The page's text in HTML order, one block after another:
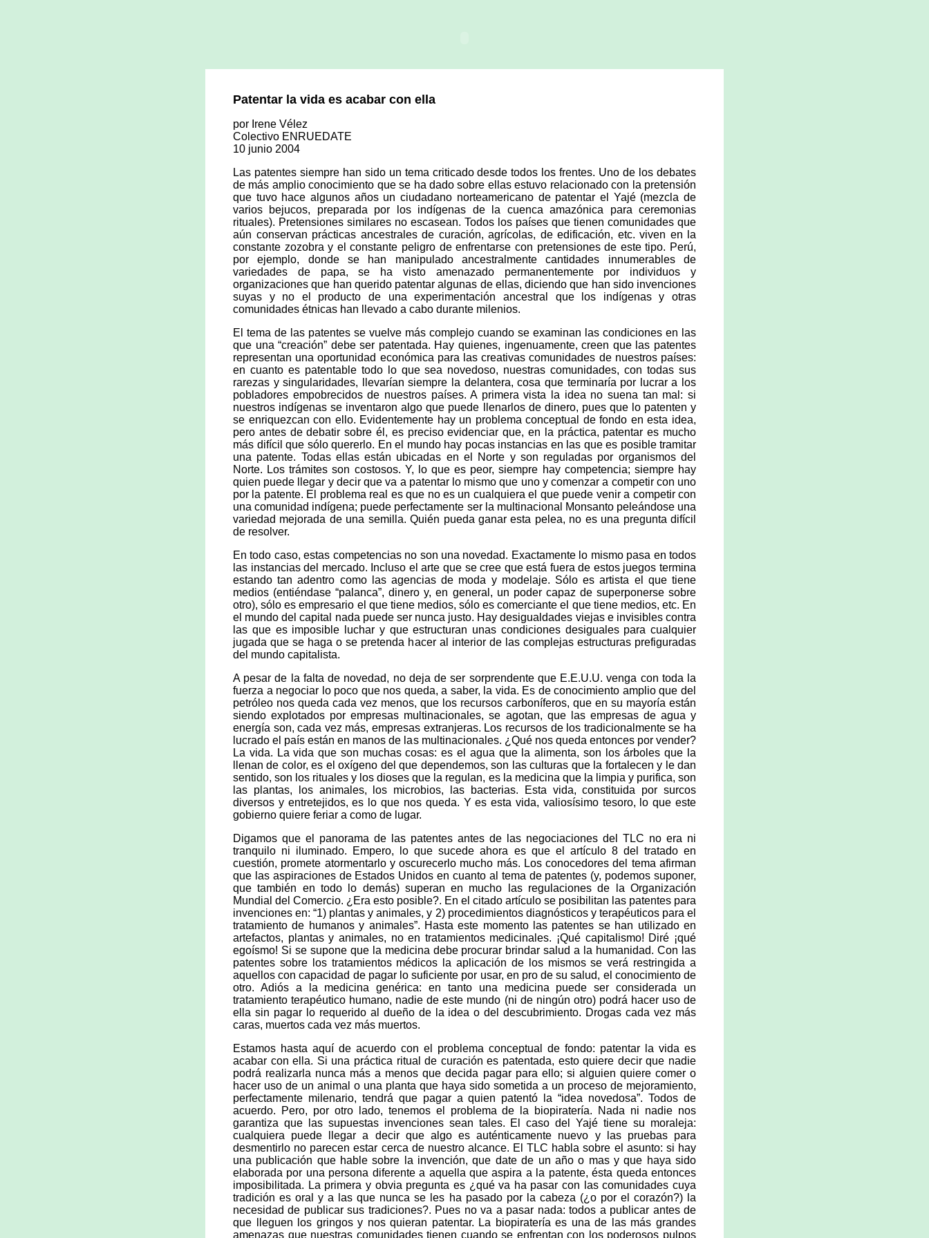
Patentar la vida es acabar con ella
por Irene Vélez
Colectivo ENRUEDATE
10 junio 2004
Las patentes siempre han sido un tema criticado desde todos los frentes. Uno de los debates
de más amplio conocimiento que se ha dado sobre ellas estuvo relacionado con la pretensión
que tuvo hace algunos años un ciudadano norteamericano de patentar el Yajé (mezcla de
varios bejucos, preparada por los indígenas de la cuenca amazónica para ceremonias
rituales). Pretensiones similares no escasean. Todos los países que tienen comunidades que
aún conservan prácticas ancestrales de curación, agrícolas, de edificación, etc. viven en la
constante zozobra y el constante peligro de enfrentarse con pretensiones de este tipo. Perú,
por ejemplo, donde se han manipulado ancestralmente cantidades innumerables de
variedades de papa, se ha visto amenazado permanentemente por individuos y
organizaciones que han querido patentar algunas de ellas, diciendo que han sido invenciones
suyas y no el producto de una experimentación ancestral que los indígenas y otras
comunidades étnicas han llevado a cabo durante milenios.
El tema de las patentes se vuelve más complejo cuando se examinan las condiciones en las
que una “creación” debe ser patentada. Hay quienes, ingenuamente, creen que las patentes
representan una oportunidad económica para las creativas comunidades de nuestros países:
en cuanto es patentable todo lo que sea novedoso, nuestras comunidades, con todas sus
rarezas y singularidades, llevarían siempre la delantera, cosa que terminaría por lucrar a los
pobladores empobrecidos de nuestros países. A primera vista la idea no suena tan mal: si
nuestros indígenas se inventaron algo que puede llenarlos de dinero, pues que lo patenten y
se enriquezcan con ello. Evidentemente hay un problema conceptual de fondo en esta idea,
pero antes de debatir sobre él, es preciso evidenciar que, en la práctica, patentar es mucho
más difícil que sólo quererlo. En el mundo hay pocas instancias en las que es posible tramitar
una patente. Todas ellas están ubicadas en el Norte y son reguladas por organismos del
Norte. Los trámites son costosos. Y, lo que es peor, siempre hay competencia; siempre hay
quien puede llegar y decir que va a patentar lo mismo que uno y comenzar a competir con uno
por la patente. El problema real es que no es un cualquiera el que puede venir a competir con
una comunidad indígena; puede perfectamente ser la multinacional Monsanto peleándose una
variedad mejorada de una semilla. Quién pueda ganar esta pelea, no es una pregunta difícil
de resolver.
En todo caso, estas competencias no son una novedad. Exactamente lo mismo pasa en todos
las instancias del mercado. Incluso el arte que se cree que está fuera de estos juegos termina
estando tan adentro como las agencias de moda y modelaje. Sólo es artista el que tiene
medios (entiéndase “palanca”, dinero y, en general, un poder capaz de superponerse sobre
otro), sólo es empresario el que tiene medios, sólo es comerciante el que tiene medios, etc. En
el mundo del capital nada puede ser nunca justo. Hay desigualdades viejas e invisibles contra
las que es imposible luchar y que estructuran unas condiciones desiguales para cualquier
jugada que se haga o se pretenda hacer al interior de las complejas estructuras prefiguradas
del mundo capitalista.
A pesar de la falta de novedad, no deja de ser sorprendente que E.E.U.U. venga con toda la
fuerza a negociar lo poco que nos queda, a saber, la vida. Es de conocimiento amplio que del
petróleo nos queda cada vez menos, que los recursos carboníferos, que en su mayoría están
siendo explotados por empresas multinacionales, se agotan, que las empresas de agua y
energía son, cada vez más, empresas extranjeras. Los recursos de los tradicionalmente se ha
lucrado el país están en manos de las multinacionales. ¿Qué nos queda entonces por vender?
La vida. La vida que son muchas cosas: es el agua que la alimenta, son los árboles que la
llenan de color, es el oxígeno del que dependemos, son las culturas que la fortalecen y le dan
sentido, son los rituales y los dioses que la regulan, es la medicina que la limpia y purifica, son
las plantas, los animales, los microbios, las bacterias. Esta vida, constituida por surcos
diversos y entretejidos, es lo que nos queda. Y es esta vida, valiosísimo tesoro, lo que este
gobierno quiere feriar a como de lugar.
Digamos que el panorama de las patentes antes de las negociaciones del TLC no era ni
tranquilo ni iluminado. Empero, lo que sucede ahora es que el artículo 8 del tratado en
cuestión, promete atormentarlo y oscurecerlo mucho más. Los conocedores del tema afirman
que las aspiraciones de Estados Unidos en cuanto al tema de patentes (y, podemos suponer,
que también en todo lo demás) superan en mucho las regulaciones de la Organización
Mundial del Comercio. ¿Era esto posible?. En el citado artículo se posibilitan las patentes para
invenciones en: “1) plantas y animales, y 2) procedimientos diagnósticos y terapéuticos para el
tratamiento de humanos y animales”. Hasta este momento las patentes se han utilizado en
artefactos, plantas y animales, no en tratamientos medicinales. ¡Qué capitalismo! Diré ¡qué
egoísmo! Si se supone que la medicina debe procurar brindar salud a la humanidad. Con las
patentes sobre los tratamientos médicos la aplicación de los mismos se verá restringida a
aquellos con capacidad de pagar lo suficiente por usar, en pro de su salud, el conocimiento de
otro. Adiós a la medicina genérica: en tanto una medicina puede ser considerada un
tratamiento terapéutico humano, nadie de este mundo (ni de ningún otro) podrá hacer uso de
ella sin pagar lo requerido al dueño de la idea o del descubrimiento. Drogas cada vez más
caras, muertos cada vez más muertos.
Estamos hasta aquí de acuerdo con el problema conceptual de fondo: patentar la vida es
acabar con ella. Si una práctica ritual de curación es patentada, esto quiere decir que nadie
podrá realizarla nunca más a menos que decida pagar para ello; si alguien quiere comer o
hacer uso de un animal o una planta que haya sido sometida a un proceso de mejoramiento,
perfectamente milenario, tendrá que pagar a quien patentó la “idea novedosa”. Todos de
acuerdo. Pero, por otro lado, tenemos el problema de la biopiratería. Nada ni nadie nos
garantiza que las supuestas invenciones sean tales. El caso del Yajé tiene su moraleja:
cualquiera puede llegar a decir que algo es auténticamente nuevo y las pruebas para
desmentirlo no parecen estar cerca de nuestro alcance. El TLC habla sobre el asunto: si hay
una publicación que hable sobre la invención, que date de un año o mas y que haya sido
elaborada por una persona diferente a aquella que aspira a la patente, ésta queda entonces
imposibilitada. La primera y obvia pregunta es ¿qué va ha pasar con las comunidades cuya
tradición es oral y a las que nunca se les ha pasado por la cabeza (¿o por el corazón?) la
necesidad de publicar sus tradiciones?. Pues no va a pasar nada: todos a publicar antes de
que lleguen los gringos y nos quieran patentar. La biopiratería es una de las más grandes
amenazas que nuestras comunidades tienen cuando se enfrentan con los poderosos pulpos